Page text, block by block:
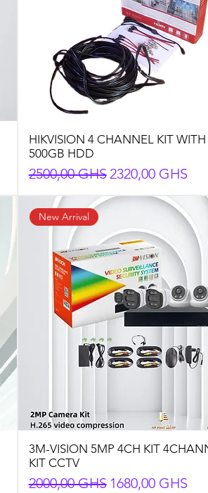
HIKVISION 4 CHANNEL KIT WITH
500GB HDD
Preço normal
2500,00 GHS Preço
2320,00 GHS
New Arrival
3M-VISION 5MP 4CH KIT
KIT CCTV
Preço normal
2000,00 GHS Preço
1680,00 GHS